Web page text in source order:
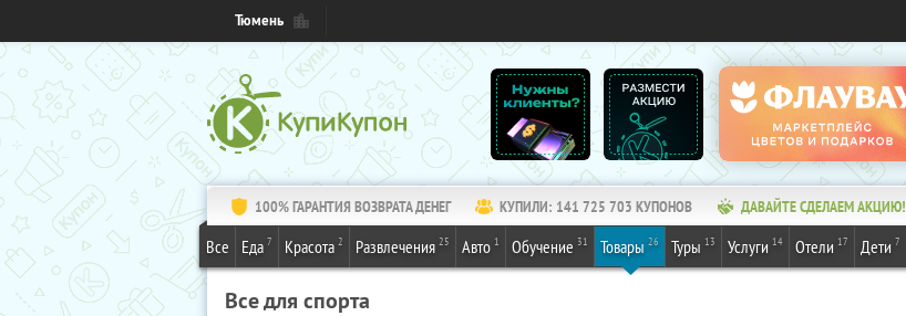
Тюмень
100% ГАРАНТИЯ ВОЗВРАТА ДЕНЕГ КУПИЛИ: 141 725 703 КУПОНОВ ДАВАЙТЕ СДЕЛАЕМ АКЦИЮ!
Все Еда 7 Красота 2 Развлечения 25 Авто 1 Обучение 31 Товары 26 Туры 13 Услуги 14 Отели 17 Дети 7
Все для спорта